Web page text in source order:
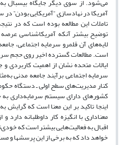
می‌شود. از سوی دیگر جایگاه بیسبال
آمریکا در نهادسازی “آمریکایی بودن”
تاملات این مطالعه بوده است که در
توضیح بیشتر آنکه آمریکاشناسی
لایه‌های آن قلمرو سرمایه اجتماعی،
است. مطالعات گسترده اخیر روی حجم
ایالات متحده نشان از اهمیت کاربردی
سرمایه اجتماعی برآیند جامعه مدنی
کنار مدیریت‌های سطح اولی ـ دستگاه
کشورهای دارای سیستم سرمایه‌داری
اینجا تاکید بر این معنا است که گرایش
معناداری با انگیزه کار داوطلبانه
اقبال به فعالیت‌هایی بیشتر است که
خواهد داد که به برخی از این پرسشها و